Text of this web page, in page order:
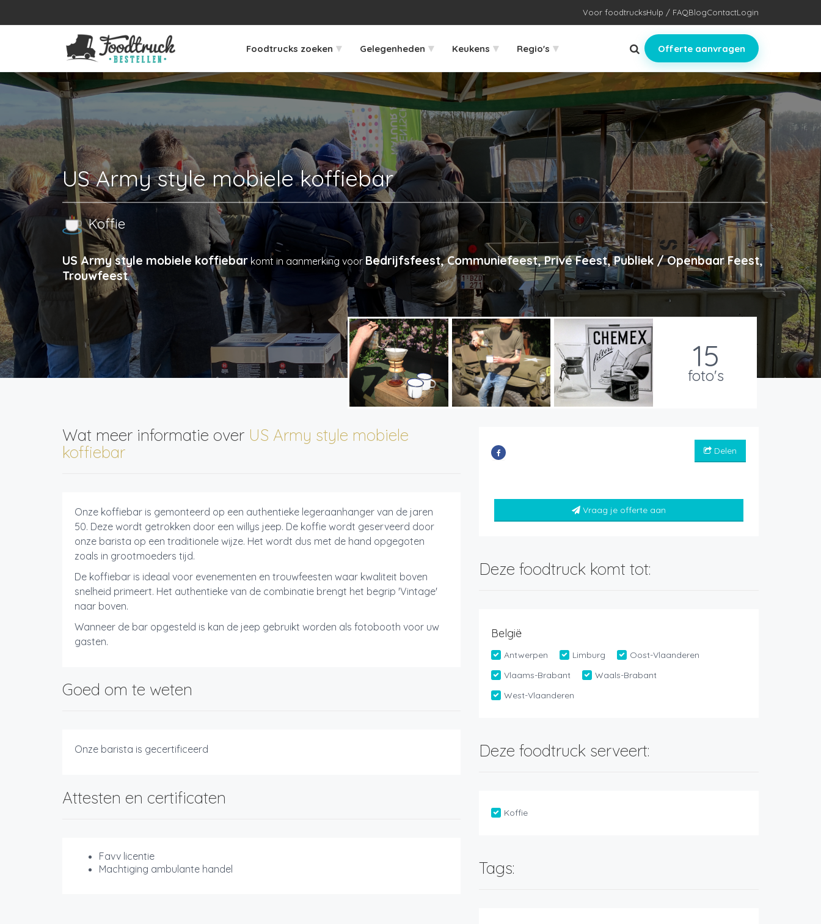
Voor foodtrucksHulp / FAQBlogContactLogin
Foodtrucks zoeken ▾ Gelegenheden ▾ Keukens ▾ Regio's ▾ Offerte aanvragen
US Army style mobiele koffiebar
Koffie
US Army style mobiele koffiebar komt in aanmerking voorBedrijfsfeest, Communiefeest, Privé Feest, Publiek / Openbaar Feest,
Trouwfeest.
15
foto's
Wat meer informatie over US Army style mobiele
koffiebar
Onze koffiebar is gemonteerd op een authentieke legeraanhanger van de jaren
50. Deze wordt getrokken door een willys jeep. De koffie wordt geserveerd door
onze barista op een traditionele wijze. Het wordt dus met de hand opgegoten
zoals in grootmoeders tijd.
De koffiebar is ideaal voor evenementen en trouwfeesten waar kwaliteit boven
snelheid primeert. Het authentieke van de combinatie brengt het begrip 'Vintage'
naar boven.
Wanneer de bar opgesteld is kan de jeep gebruikt worden als fotobooth voor uw
gasten.
Goed om te weten
Onze barista is gecertificeerd
Attesten en certificaten
Favv licentie
Machtiging ambulante handel
Delen
Vraag je offerte aan
Deze foodtruck komt tot:
België
Antwerpen Limburg
Oost-Vlaanderen
Vlaams-Brabant
Waals-Brabant
West-Vlaanderen
Deze foodtruck serveert:
Koffie
Tags: